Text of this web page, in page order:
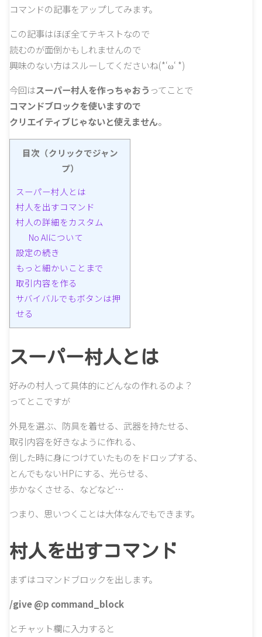
コマンドの記事をアップしてみます。
この記事はほぼ全てテキストなので
読むのが面倒かもしれませんので
興味のない方はスルーしてくださいね(*‘ω‘ *)
今回はスーパー村人を作っちゃおう ってことで
コマンドブロックを使いますので
クリエイティブじゃないと使えません。
目次（クリックでジャン
プ）
スーパー村人とは
村人を出すコマンド
村人の詳細をカスタム
No AIについて
設定の続き
もっと細かいことまで
取引内容を作る
サバイバルでもボタンは押
せる
スーパー村人とは
好みの村人って具体的にどんなの作れるのよ？
ってとこですが
外見を選ぶ、防具を着せる、武器を持たせる、
取引内容を好きなように作れる、
倒した時に身につけていたものをドロップする、
とんでもないHPにする、光らせる、
歩かなくさせる、などなど…
つまり、思いつくことは大体なんでもできます。
村人を出すコマンド
まずはコマンドブロックを出します。
/give @p command_block
とチャット欄に入力すると